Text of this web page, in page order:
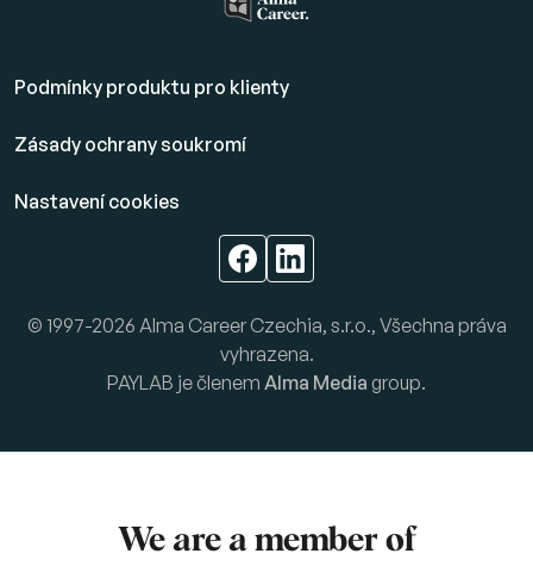
Podmínky produktu pro klienty
Zásady ochrany soukromí
Nastavení cookies
© 1997-2026 Alma Career Czechia, s.r.o., Všechna práva
vyhrazena.
PAYLAB je členem Alma Media group.
We are a member of